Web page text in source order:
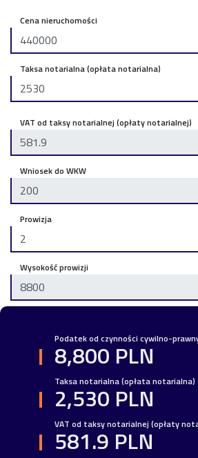
Cena nieruchomości
Taksa notarialna (opłata notarialna)
VAT od taksy notarialnej (opłaty notarialnej)
Wniosek do WKW
Prowizja
Wysokość prowizji
Podatek od czynności cywilno-
8,800 PLN
Taksa notarialna (opłata notarialna)
2,530 PLN
VAT od taksy notarialnej (opłaty
581.9 PLN